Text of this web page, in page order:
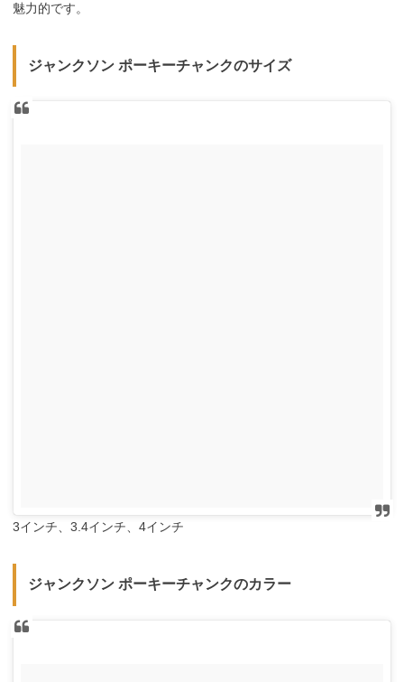
魅力的です。
ジャンクソン ポーキーチャンクのサイズ
3インチ、3.4インチ、4インチ
ジャンクソン ポーキーチャンクのカラー